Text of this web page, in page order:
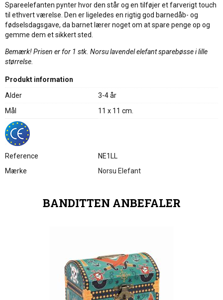
Spareelefanten pynter hvor den står og en tilføjer et farverigt touch
til ethvert værelse. Den er ligeledes en rigtig god barnedåb- og
fødselsdagsgave, da barnet lærer noget om at spare penge op og
gemme dem et sikkert sted.
Bemærk! Prisen er for 1 stk. Norsu lavendel elefant sparebøsse i lille
størrelse.
Produkt information
Alder
3-4 år
Mål
11 x 11 cm.
Reference
NE1LL
Mærke
Norsu Elefant
BANDITTEN ANBEFALER